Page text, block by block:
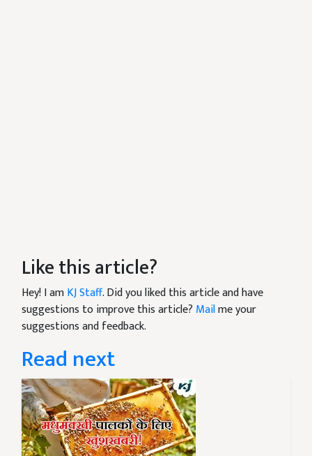
Like this article?
Hey! I amKJ Staff. Did you liked this article and have
suggestions to improve this article? Mailme your
suggestions and feedback.
Read next